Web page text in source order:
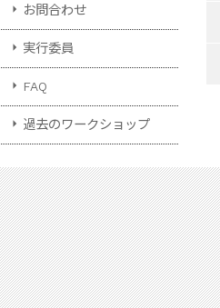
arrow_right お問合わせ
arrow_right 実行委員
arrow_right FAQ
arrow_right 過去のワークショップ